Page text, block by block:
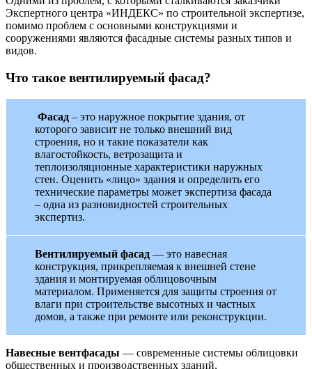
Экспертного центра «ИНДЕКС» по строительной экспертизе,
помимо проблем с основными конструкциями и
сооружениями являются фасадные системы разных типов и
видов.
Что такое вентилируемый фасад?
Фасад – это наружное покрытие здания, от
которого зависит не только внешний вид
строения, но и такие показатели как
влагостойкость, ветрозащита и
теплоизоляционные характеристики наружных
стен. Оценить «лицо» здания и определить его
технические параметры может экспертиза фасада
– одна из разновидностей строительных
экспертиз.
Вентилируемый фасад — это навесная
конструкция, прикрепляемая к внешней стене
здания и монтируемая облицовочным
материалом. Применяется для защиты строения от
влаги при строительстве высотных и частных
домов, а также при ремонте или реконструкции.
Навесные вентфасады — современные системы облицовки
общественных и производственных зданий,